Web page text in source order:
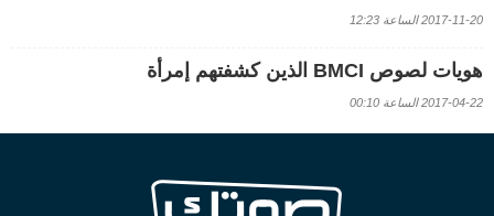
2017-11-20 الساعة 12:23
هويات لصوص BMCI الذين كشفتهم إمرأة
2017-04-22 الساعة 00:10